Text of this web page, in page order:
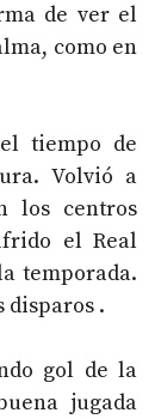
de ver el
como en
tiempo de
Volvió a
los centros
el Real
temporada.
disparos .
gol de la
jugada